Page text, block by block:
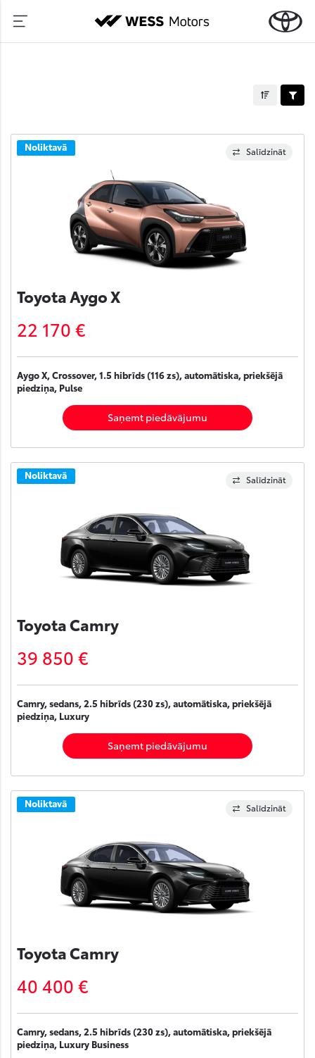
Salīdzināt
Noliktavā
Toyota Aygo X
22 170 €
Aygo X, Crossover, 1.5 hibrīds (116 zs), automātiska, priekšējā
piedziņa, Pulse
Saņemt piedāvājumu
Salīdzināt
Noliktavā
Toyota Camry
39 850 €
Camry, sedans, 2.5 hibrīds (230 zs), automātiska, priekšējā
piedziņa, Luxury
Saņemt piedāvājumu
Salīdzināt
Noliktavā
Toyota Camry
40 400 €
Camry, sedans, 2.5 hibrīds (230 zs), automātiska, priekšējā
piedziņa, Luxury Business